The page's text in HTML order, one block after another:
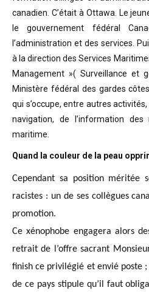
canadien. C’était à Ottawa. Le
le gouvernement fédéral
l’administration et des services.
à la direction des Services
Management »( Surveillance et
Ministère fédéral des gardes
qui s’occupe, entre autres
navigation, de l’information
maritime.
Quand la couleur de la peau
Cependant sa position méritée
racistes : un de ses collègues
promotion.
Ce xénophobe engagera alors
retrait de l’offre sacrant
finish ce privilégié et envié poste ;
de ce pays stipule qu’il faut